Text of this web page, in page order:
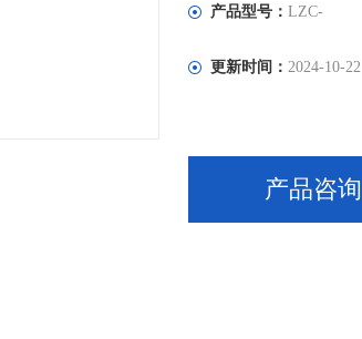
产品型号：LZC-
更新时间：2024-10-22
产品咨询